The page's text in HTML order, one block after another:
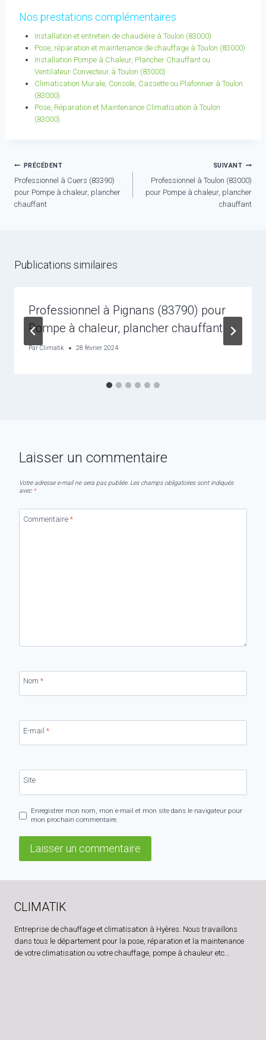
Nos prestations complémentaires
Installation et entretien de chaudière à Toulon (83000)
Pose, réparation et maintenance de chauffage à Toulon (83000)
Installation Pompe à Chaleur, Plancher Chauffant ou
Ventilateur Convecteur à Toulon (83000)
Climatisation Murale, Console, Cassette ou Plafonnier à Toulon
(83000)
Pose, Réparation et Maintenance Climatisation à Toulon
(83000)
Navigation
de
l’article
PRÉCÉDENT
Professionnel à Cuers (83390)
pour Pompe à chaleur, plancher
chauffant
SUIVANT
Professionnel à Toulon (83000)
pour Pompe à chaleur, plancher
chauffant
Publications similaires
Professionnel à Pignans (83790) pour
Pompe à chaleur, plancher chauffant
Par Climatik 28 février 2024
Laisser un commentaire
Votre adresse e-mail ne sera pas publiée. Les champs obligatoires sont indiqués
avec *
Commentaire *
Nom *
E-mail *
Site
Enregistrer mon nom, mon e-mail et mon site dans le navigateur pour
mon prochain commentaire.
CLIMATIK
Entreprise de chauffage et climatisation à Hyères. Nous travaillons
dans tous le département pour la pose, réparation et la maintenance
de votre climatisation ou votre chauffage, pompe à chauleur etc…